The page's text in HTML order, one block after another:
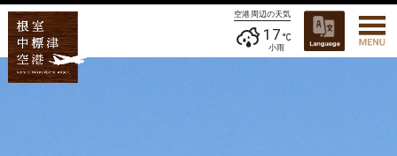
空港周辺の天気
17
小雨